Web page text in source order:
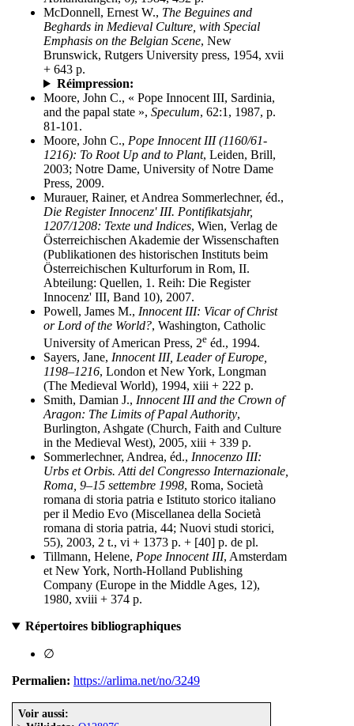
McDonnell, Ernest W., The Beguines and
Beghards in Medieval Culture, with Special
Emphasis on the Belgian Scene, New
Brunswick, Rutgers University press, 1954, xvii
+ 643 p.
Réimpression:
Moore, John C., « Pope Innocent III, Sardinia,
and the papal state », Speculum, 62:1, 1987, p.
81-101.
Moore, John C., Pope Innocent III (1160/61-
1216): To Root Up and to Plant, Leiden, Brill,
2003; Notre Dame, University of Notre Dame
Press, 2009.
Murauer, Rainer, et Andrea Sommerlechner, éd.,
Die Register Innocenz' III. Pontifikatsjahr,
1207/1208: Texte und Indices, Wien, Verlag de
Österreichischen Akademie der Wissenschaften
(Publikationen des historischen Instituts beim
Österreichischen Kulturforum in Rom, II.
Abteilung: Quellen, 1. Reih: Die Register
Innocenz' III, Band 10), 2007.
Powell, James M., Innocent III: Vicar of Christ
or Lord of the World?, Washington, Catholic
University of American Press, 2e éd., 1994.
Sayers, Jane, Innocent III, Leader of Europe,
1198–1216, London et New York, Longman
(The Medieval World), 1994, xiii + 222 p.
Smith, Damian J., Innocent III and the Crown of
Aragon: The Limits of Papal Authority,
Burlington, Ashgate (Church, Faith and Culture
in the Medieval West), 2005, xiii + 339 p.
Sommerlechner, Andrea, éd., Innocenzo III:
Urbs et Orbis. Atti del Congresso Internazionale,
Roma, 9–15 settembre 1998, Roma, Società
romana di storia patria e Istituto storico italiano
per il Medio Evo (Miscellanea della Società
romana di storia patria, 44; Nuovi studi storici,
55), 2003, 2 t., vi + 1373 p. + [40] p. de pl.
Tillmann, Helene, Pope Innocent III, Amsterdam
et New York, North-Holland Publishing
Company (Europe in the Middle Ages, 12),
1980, xviii + 374 p.
Répertoires bibliographiques
∅
Permalien: https://arlima.net/no/3249
Voir aussi: